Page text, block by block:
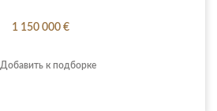
1 150 000 €
Добавить к подборке